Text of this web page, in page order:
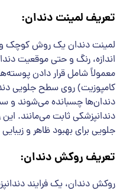
تعریف لمینت دندان:
لمینت دندان یک روش کوچک و
اندازه، رنگ و حتی موقعیت
معمولاً شامل قرار دادن
کامپوزیت) روی سطح جلویی
دندان‌ها چسبانده می‌شوند و
دندانپزشکی ثابت می‌مانند.
جلویی برای بهبود ظاهر و
تعریف روکش دندان:
روکش دندان، یک فرایند